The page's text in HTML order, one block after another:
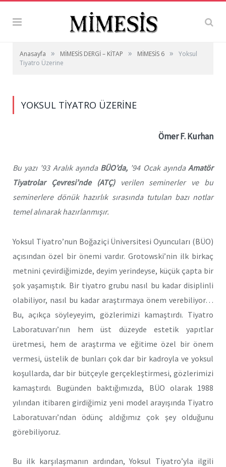
Anasayfa » MİMESİS DERGİ – KİTAP » MİMESİS 6 »
Yoksul
Tiyatro Üzerine
YOKSUL TIYATRO ÜZERINE
Ömer F. Kurhan
Bu yazı ’93 Aralık ayında BÜO’da, ’94 Ocak ayındaAmatör
Tiyatrolar Çevresi’nde (ATÇ) verilen seminerler ve bu
seminerlere dönük hazırlık sırasında tutulan bazı notlar
temel alınarak hazırlanmışır.
Yoksul Tiyatro’nun Boğaziçi Üniversitesi Oyuncuları (BÜO)
açısından özel bir önemi vardır. Grotowski’nin ilk birkaç
metnini çevirdiğimizde, deyim yerindeyse, küçük çapta bir
şok yaşamıştık. Bir tiyatro grubu nasıl bu kadar disiplinli
olabiliyor, nasıl bu kadar araştırmaya önem verebiliyor…
Bu, açıkça söyleyeyim, gözlerimizi kamaştırdı. Tiyatro
Laboratuvarı’nın hem üst düzeyde estetik yapıtlar
üretmesi, hem de araştırma ve eğitime özel bir önem
vermesi, üstelik de bunları çok dar bir kadroyla ve yoksul
koşullarda, dar bir bütçeyle gerçekleştirmesi, gözlerimizi
kamaştırdı. Bugünden baktığımızda, BÜO olarak 1988
yılından itibaren girdiğimiz yeni model arayışında Tiyatro
Laboratuvarı’ndan ödünç aldığımız çok şey olduğunu
görebiliyoruz.
Bu ilk karşılaşmanın ardından, Yoksul Tiyatro’yla ilgili